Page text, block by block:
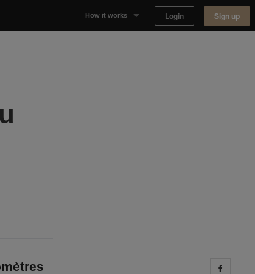
How it works Login Sign up